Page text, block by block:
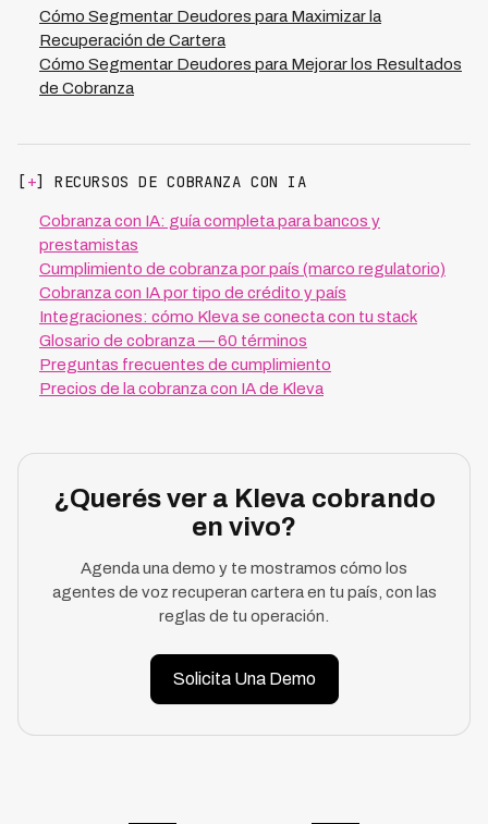
minimiza la curva de aprendizaje de tu equipo mientras
vas capturando ganancias rápidas, todo con 70%
menos costo operativo que gestión tradicional.
Cómo Segmentar Deudores para Maximizar la
Recuperación de Cartera
Cómo Segmentar Deudores para Mejorar los Resultados
de Cobranza
[+] RECURSOS DE COBRANZA CON IA
Cobranza con IA: guía completa para bancos y
prestamistas
Cumplimiento de cobranza por país (marco regulatorio)
Cobranza con IA por tipo de crédito y país
Integraciones: cómo Kleva se conecta con tu stack
Glosario de cobranza — 60 términos
Preguntas frecuentes de cumplimiento
Precios de la cobranza con IA de Kleva
¿Querés ver a Kleva cobrando
en vivo?
Agenda una demo y te mostramos cómo los
agentes de voz recuperan cartera en tu país, con las
reglas de tu operación.
Solicita Una Demo